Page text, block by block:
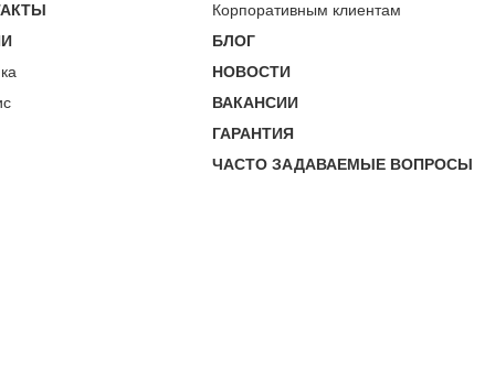
Корпоративным клиентам
БЛОГ
НОВОСТИ
ВАКАНСИИ
ГАРАНТИЯ
ЧАСТО ЗАДАВАЕМЫЕ ВОПРОСЫ